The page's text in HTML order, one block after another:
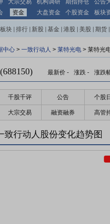
大宗交易 机构调研 期指持仓
公告
资金 大盘资金 个股资金 板块
板块 排行 新股 基金 港股 美股 期货
中心 > 一致行动人 > 莱特光电 > 莱特光
最新价 - 涨跌 - 涨跌
千股千评 公告 个股
大宗交易 融资融券 高管
致行动人股份变化趋势图